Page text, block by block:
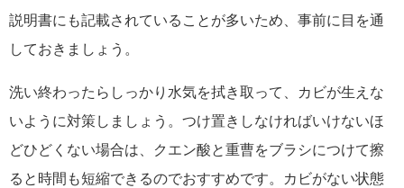
説明書にも記載されていることが多いため、事前に目を通
しておきましょう。
洗い終わったらしっかり水気を拭き取って
、カビが生えな
いように対策しましょう。 つけ置きしなければいけないほ
どひどくない場合は、
クエン酸と重曹をブラシにつけて擦
る と時間も短縮できるのでおすすめです。
カビがない状態